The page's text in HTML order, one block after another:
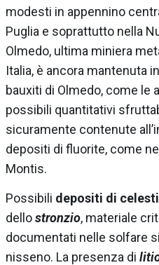
modesti in appennino
Puglia e soprattutto nella
Olmedo, ultima miniera
Italia, è ancora mantenuta
bauxiti di Olmedo, come le
possibili quantitativi
sicuramente contenute
depositi di fluorite, come
Montis.
Possibili depositi di
dellostronzio, materiale
documentati nelle solfare
nisseno. La presenza di